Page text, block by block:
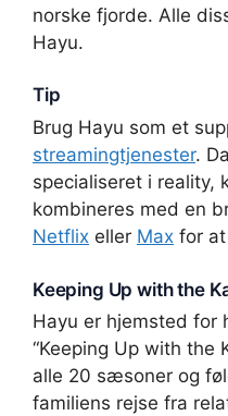
norske fjorde. Alle
Hayu.
Tip
Brug Hayu som et
streamingtjenester.
specialiseret i reality,
kombineres med en
Netflix eller Max for
Keeping Up with the
Hayu er hjemsted for
“Keeping Up with the
alle 20 sæsoner og
familiens rejse fra